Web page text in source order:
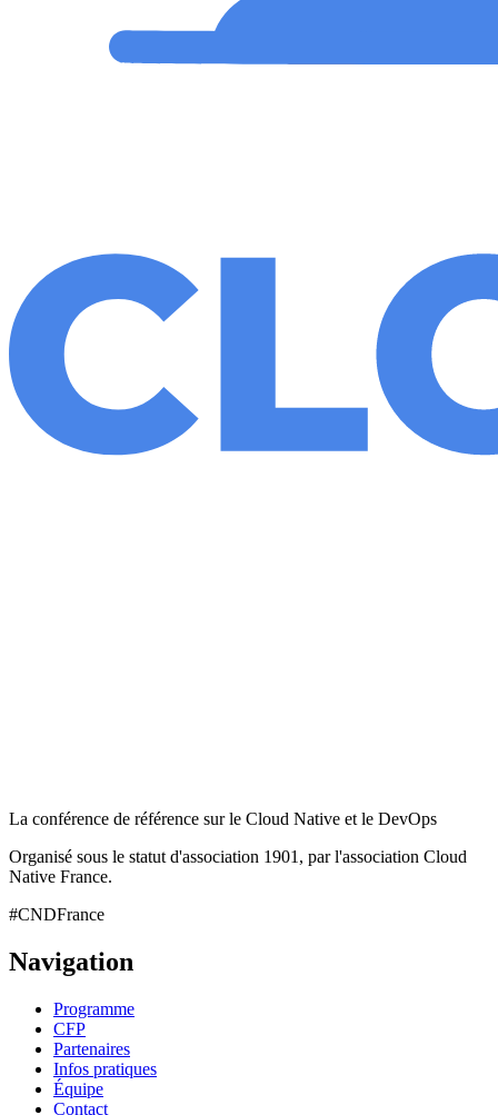
La conférence de référence sur le Cloud Native et le DevOps
Organisé sous le statut d'association 1901, par l'association Cloud
Native France.
#CNDFrance
Navigation
Programme
CFP
Partenaires
Infos pratiques
Équipe
Contact